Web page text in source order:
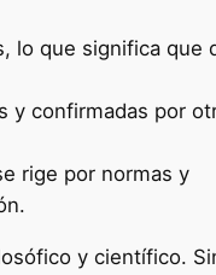
lo que significa que
y confirmadas por
rige por normas y
y científico.